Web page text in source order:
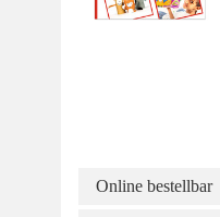
Online bestellbar